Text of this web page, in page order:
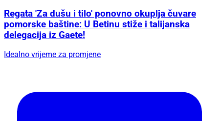
Regata 'Za dušu i tilo' ponovno okuplja čuvare
pomorske baštine: U Betinu stiže i talijanska
delegacija iz Gaete!
Idealno vrijeme za promjene